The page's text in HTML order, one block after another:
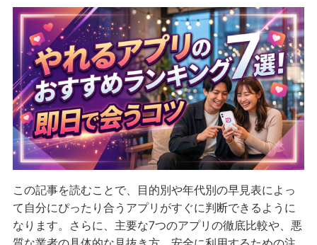
この記事を読むことで、目的別や年代別の早見表によっ
て自分にぴったり合うアプリがすぐに判断できるように
なります。さらに、主要な7つのアプリの徹底比較や、悪